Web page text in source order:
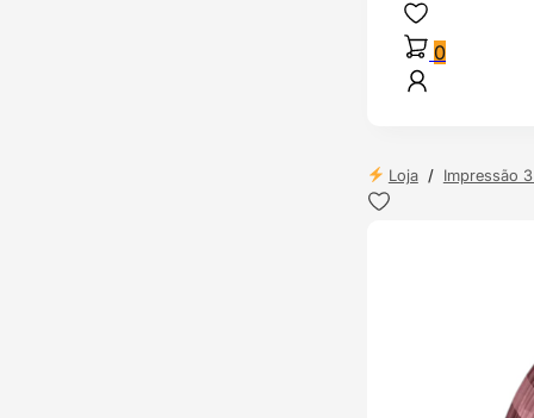
0
Loja / Impressão